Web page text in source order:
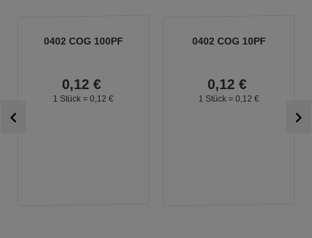
0402 COG 100PF
0,12 €
1 Stück = 0, 12 €
0402 COG 10PF
0,12 €
1 Stück = 0, 12 €